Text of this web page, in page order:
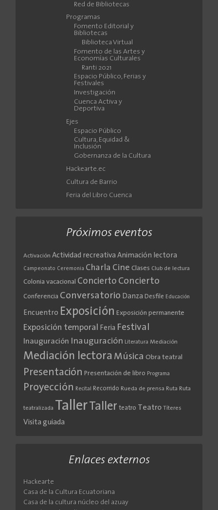
Red de Bibliotecas
Programas
Fomento Editorial y
Bibliotecas
Biblioteca Virtual
Fomento de las Artes y
Economías Culturales
Ranti 2021
Espacio Público, Ferias y
Festivales
Investigación
Cuenca Activa y
Deportiva
Ejes
Espacio Público
Cultura, Equidad &
Inclusión
Gobernanza de la Cultura
Hackearte.ec
Cultura de Barrio
Feria del Libro Cuenca
Próximos eventos
Activación Actividad recreativa Animación lectora
Campeonato Ceremonia Charla Cine Clases Club de lectura
Colonia vacacional Concierto Concierto
Conferencia Conversatorio Danza Desfile Educación
Encuentro Exposición Exposición permanente
Exposición temporal Feria Festival
Inauguración Inauguración Literatura Mediación
Mediación lectora Música Obra teatral
Presentación Presentación de libro Programa
Proyección Recital Recorrido Rueda de prensa Ruta Ruta
teatralizada Taller Taller teatro Teatro Títeres
Visita guiada
Enlaces externos
Hackearte
Casa de la Cultura Ecuatoriana
Casa de la cultura núcleo del azuay